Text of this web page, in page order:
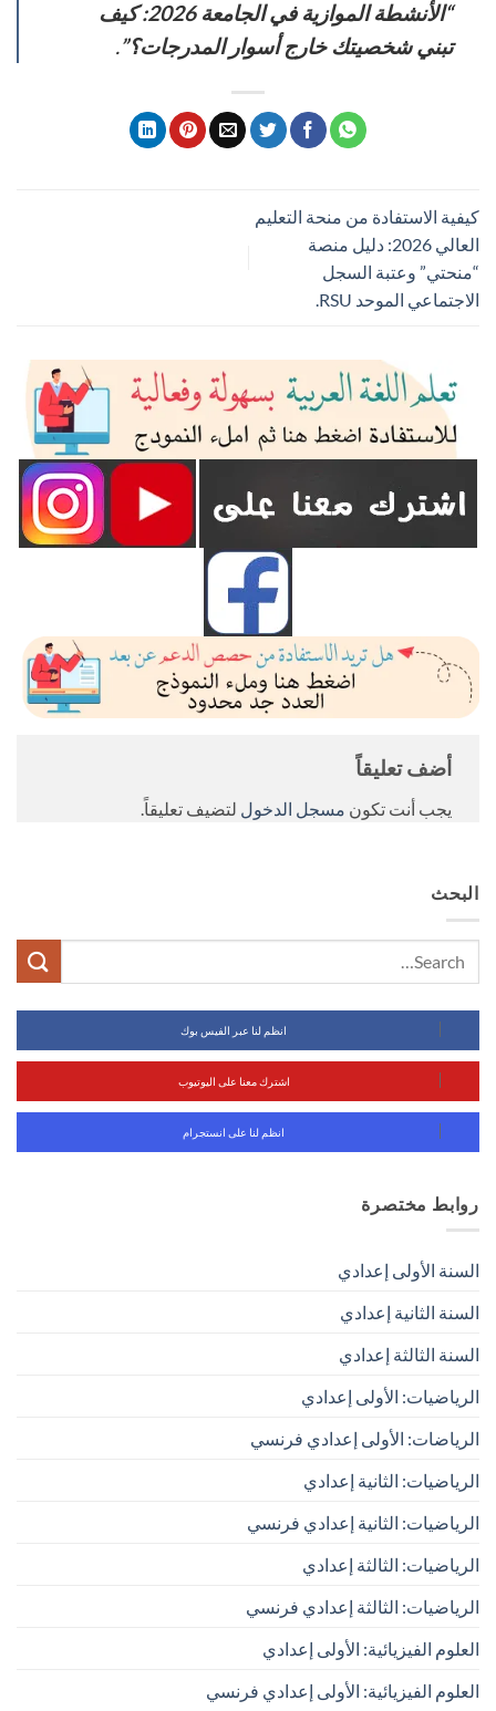
“الأنشطة الموازية في الجامعة 2026: كيف
تبني شخصيتك خارج أسوار المدرجات؟”.
كيفية الاستفادة من منحة التعليم
العالي 2026: دليل منصة
“منحتي” وعتبة السجل
الاجتماعي الموحد RSU.
أضف تعليقاً
يجب أنت تكون مسجل الدخول لتضيف تعليقاً.
البحث
انظم لنا عبر الفيس بوك
اشترك معنا على اليوتيوب
انظم لنا على انستجرام
روابط مختصرة
السنة الأولى إعدادي
السنة الثانية إعدادي
السنة الثالثة إعدادي
الرياضيات: الأولى إعدادي
الرياضات: الأولى إعدادي فرنسي
الرياضيات: الثانية إعدادي
الرياضيات: الثانية إعدادي فرنسي
الرياضيات: الثالثة إعدادي
الرياضيات: الثالثة إعدادي فرنسي
العلوم الفيزيائية: الأولى إعدادي
العلوم الفيزيائية: الأولى إعدادي فرنسي